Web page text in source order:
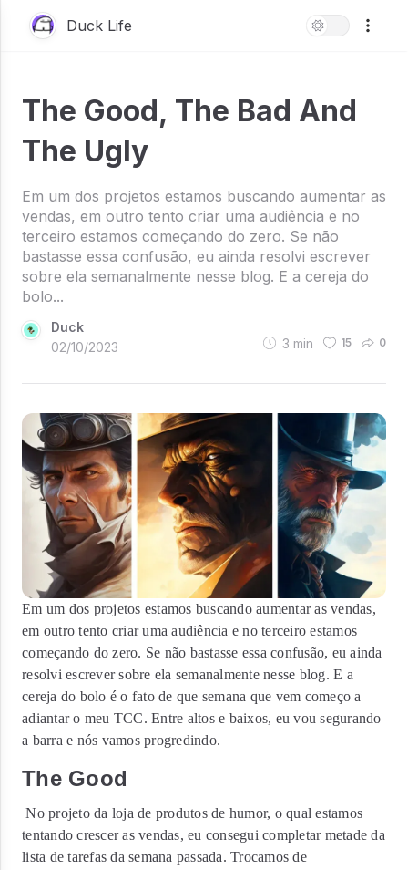
Duck Life
The Good, The Bad And
The Ugly
Em um dos projetos estamos buscando aumentar as
vendas, em outro tento criar uma audiência e no
terceiro estamos começando do zero. Se não
bastasse essa confusão, eu ainda resolvi escrever
sobre ela semanalmente nesse blog. E a cereja do
bolo...
Duck
02/10/2023
3 min 15 0
Em um dos projetos estamos buscando aumentar as vendas,
em outro tento criar uma audiência e no terceiro estamos
começando do zero. Se não bastasse essa confusão, eu ainda
resolvi escrever sobre ela semanalmente nesse blog. E a
cereja do bolo é o fato de que semana que vem começo a
adiantar o meu TCC. Entre altos e baixos, eu vou segurando
a barra e nós vamos progredindo.
The Good
No projeto da loja de produtos de humor, o qual estamos
tentando crescer as vendas, eu consegui completar metade da
lista de tarefas da semana passada. Trocamos de